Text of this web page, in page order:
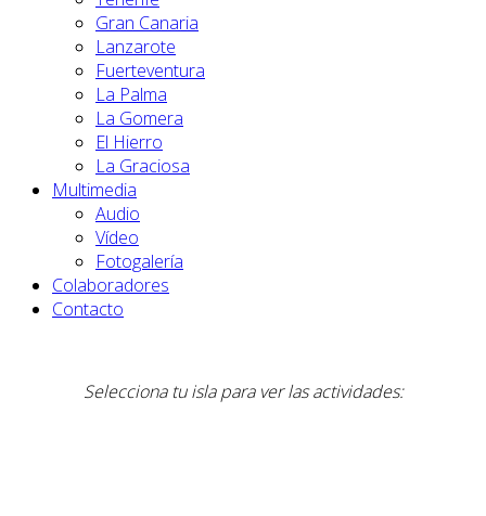
Gran Canaria
Lanzarote
Fuerteventura
La Palma
La Gomera
El Hierro
La Graciosa
Multimedia
Audio
Vídeo
Fotogalería
Colaboradores
Contacto
Selecciona tu isla para ver las actividades: